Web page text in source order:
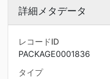
詳細メタデータ
レコードID
PACKAGE0001836
タイプ